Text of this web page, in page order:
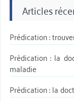
Articles
Prédication :
Prédication : la
maladie
Prédication : la